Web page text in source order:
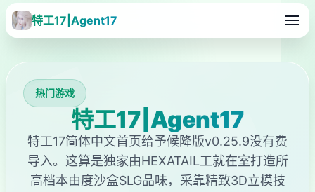
特工17|Agent17
热门游戏
特工17|Agent17
特工17简体中文首页给予候降版v0.25.9没有费
导入。这算是独家由HEXATAIL工就在室打造所
高档本由度沙盒SLG品味，采靠精致3D立模技